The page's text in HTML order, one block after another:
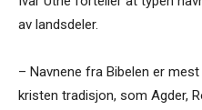
av landsdeler.
– Navnene fra Bibelen er
kristen tradisjon, som Agder,